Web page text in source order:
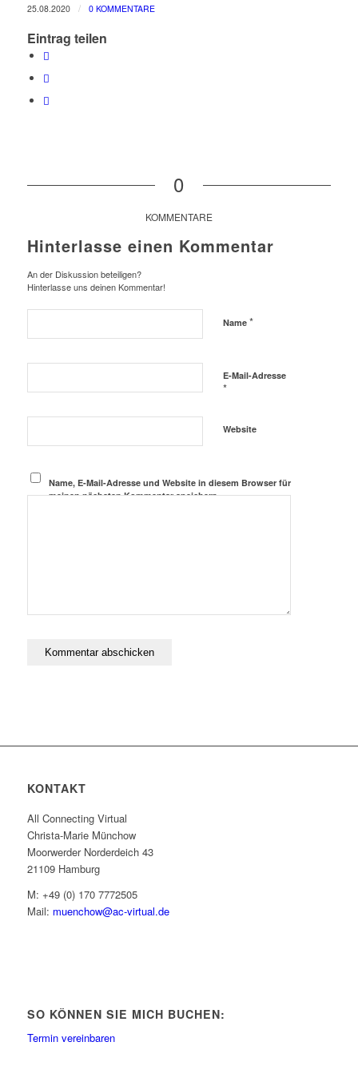
25.08.2020 / 0 KOMMENTARE
Eintrag teilen
0
KOMMENTARE
Hinterlasse einen Kommentar
An der Diskussion beteiligen?
Hinterlasse uns deinen Kommentar!
Name *
E-Mail-Adresse
*
Website
Name, E-Mail-Adresse und Website in diesem Browser für
meinen nächsten Kommentar speichern.
KONTAKT
All Connecting Virtual
Christa-Marie Münchow
Moorwerder Norderdeich 43
21109 Hamburg
M: +49 (0) 170 7772505
Mail: muenchow@ac-virtual.de
SO KÖNNEN SIE MICH BUCHEN:
Termin vereinbaren